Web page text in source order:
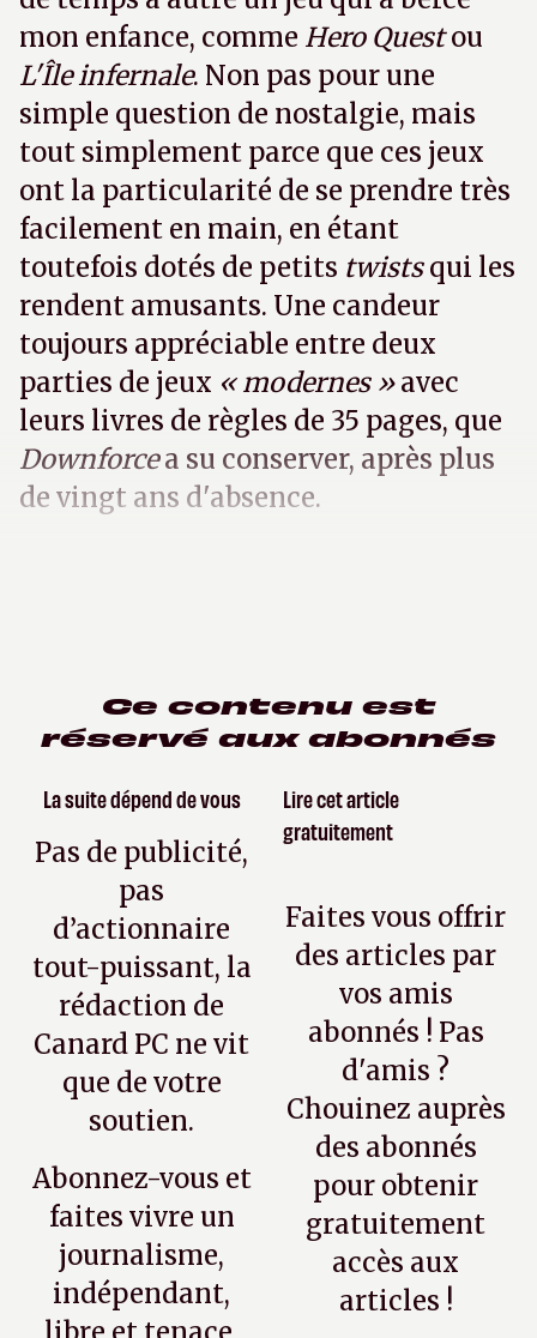
mon enfance, comme Hero Questou
L'Île infernale. Non pas pour une
simple question de nostalgie, mais
tout simplement parce que ces jeux
ont la particularité de se prendre très
facilement en main, en étant
toutefois dotés de petits twistsqui les
rendent amusants. Une candeur
toujours appréciable entre deux
parties de jeux « modernes »avec
leurs livres de règles de 35 pages, que
Downforcea su conserver, après plus
de vingt ans d'absence.
Ce contenu est
réservé aux abonnés
La suite dépend de vous
Pas de publicité,
pas
d’actionnaire
tout-puissant, la
rédaction de
Canard PC ne vit
que de votre
soutien.
Abonnez-vous et
faites vivre un
journalisme,
indépendant,
Lire cet article
gratuitement
Faites vous offrir
des articles par
vos amis
abonnés ! Pas
d'amis ?
Chouinez auprès
des abonnés
pour obtenir
gratuitement
accès aux
articles !